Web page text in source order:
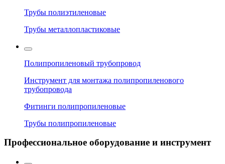
Трубы полиэтиленовые
Трубы металлопластиковые
Полипропиленовый трубопровод
Инструмент для монтажа полипропиленового
трубопровода
Фитинги полипропиленовые
Трубы полипропиленовые
Профессиональное оборудование и инструмент